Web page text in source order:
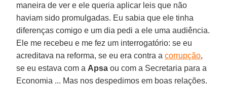
maneira de ver e ele queria aplicar leis que não
haviam sido promulgadas. Eu sabia que ele tinha
diferenças comigo e um dia pedi a ele uma audiência.
Ele me recebeu e me fez um interrogatório: se eu
acreditava na reforma, se eu era contra acorrupção,
se eu estava com a Apsa ou com a Secretaria para a
Economia ... Mas nos despedimos em boas relações.